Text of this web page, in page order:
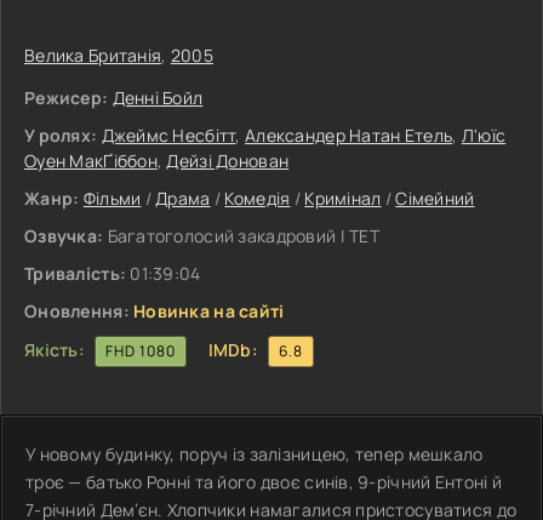
Велика Британія, 2005
Режисер: Денні Бойл
У ролях: Джеймс Несбітт,Александер Натан Етель, Л'юїс
Оуен МакҐіббон,Дейзі Донован
Жанр: Фільми /Драма / Комедія / Кримінал /Сімейний
Озвучка: Багатоголосий закадровий | ТЕТ
Тривалість: 01:39:04
Оновлення: Новинка на сайті
Якість:
FHD 1080 IMDb: 6.8
У новому будинку, поруч із залізницею, тепер мешкало
троє — батько Ронні та його двоє синів, 9-річний Ентоні й
7-річний Дем’єн. Хлопчики намагалися пристосуватися до